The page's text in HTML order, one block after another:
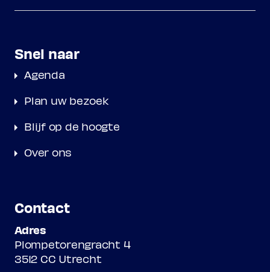
Snel naar
Agenda
Plan uw bezoek
Blijf op de hoogte
Over ons
Contact
Adres
Plompetorengracht 4
3512 CC Utrecht